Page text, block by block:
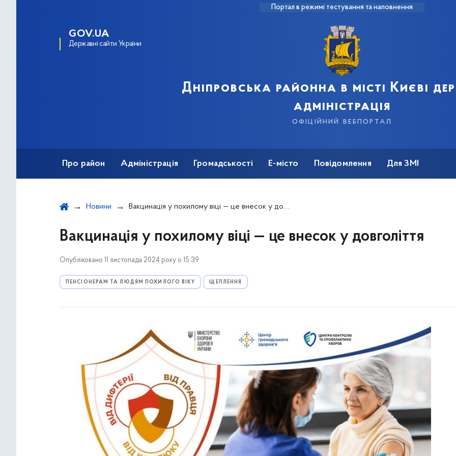
Портал в режимі тестування та наповнення
GOV.UA
Державні сайти України
Дніпровська районна в місті Києві
адміністрація
офіційний вебпортал
Про район Адміністрація Громадськості Е-місто Повідомлення Для ЗМІ
Новини Вакцинація у похилому віці — це внесок у довголіття
Вакцинація у похилому віці — це внесок у довголіття
Опубліковано 11 листопада 2024 року о 15:39
ПЕНСІОНЕРАМ ТА ЛЮДЯМ ПОХИЛОГО ВІКУ ЩЕПЛЕННЯ